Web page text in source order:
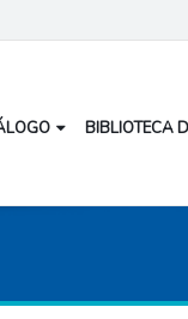
BIBLIOTECA